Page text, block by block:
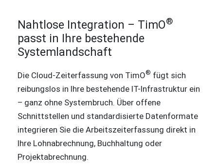
Nahtlose Integration – TimO®
passt in Ihre bestehende
Systemlandschaft
Die Cloud-Zeiterfassung von TimO® fügt sich
reibungslos in Ihre bestehende IT-Infrastruktur ein
– ganz ohne Systembruch. Über offene
Schnittstellen und standardisierte Datenformate
integrieren Sie die Arbeitszeiterfassung direkt in
Ihre Lohnabrechnung, Buchhaltung oder
Projektabrechnung.